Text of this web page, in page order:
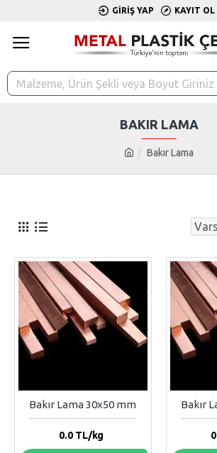
GIRIŞ YAP KAYIT OL
Bakır Lama
BAKIR LAMA
Bakır Lama 30x50 mm
0.0TL/kg
Bakır